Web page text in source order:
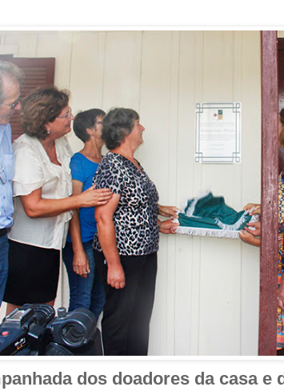
dos doadores da casa e